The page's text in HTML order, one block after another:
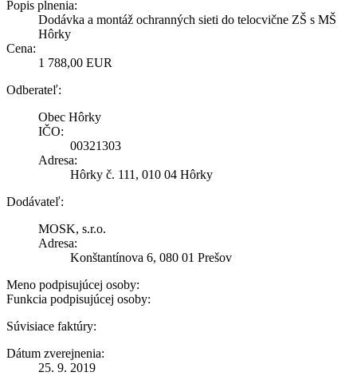
Popis plnenia:
Dodávka a montáž ochranných sieti do telocvične ZŠ s MŠ
Hôrky
Cena:
1 788,00 EUR
Odberateľ:
Obec Hôrky
IČO:
00321303
Adresa:
Hôrky č. 111, 010 04 Hôrky
Dodávateľ:
MOSK, s.r.o.
Adresa:
Konštantínova 6, 080 01 Prešov
Meno podpisujúcej osoby:
Funkcia podpisujúcej osoby:
Súvisiace faktúry:
Dátum zverejnenia:
25. 9. 2019